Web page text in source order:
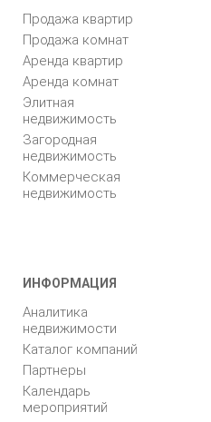
Продажа квартир
Продажа комнат
Аренда квартир
Аренда комнат
Элитная
недвижимость
Загородная
недвижимость
Коммерческая
недвижимость
ИНФОРМАЦИЯ
Аналитика
недвижимости
Каталог компаний
Партнеры
Календарь
мероприятий